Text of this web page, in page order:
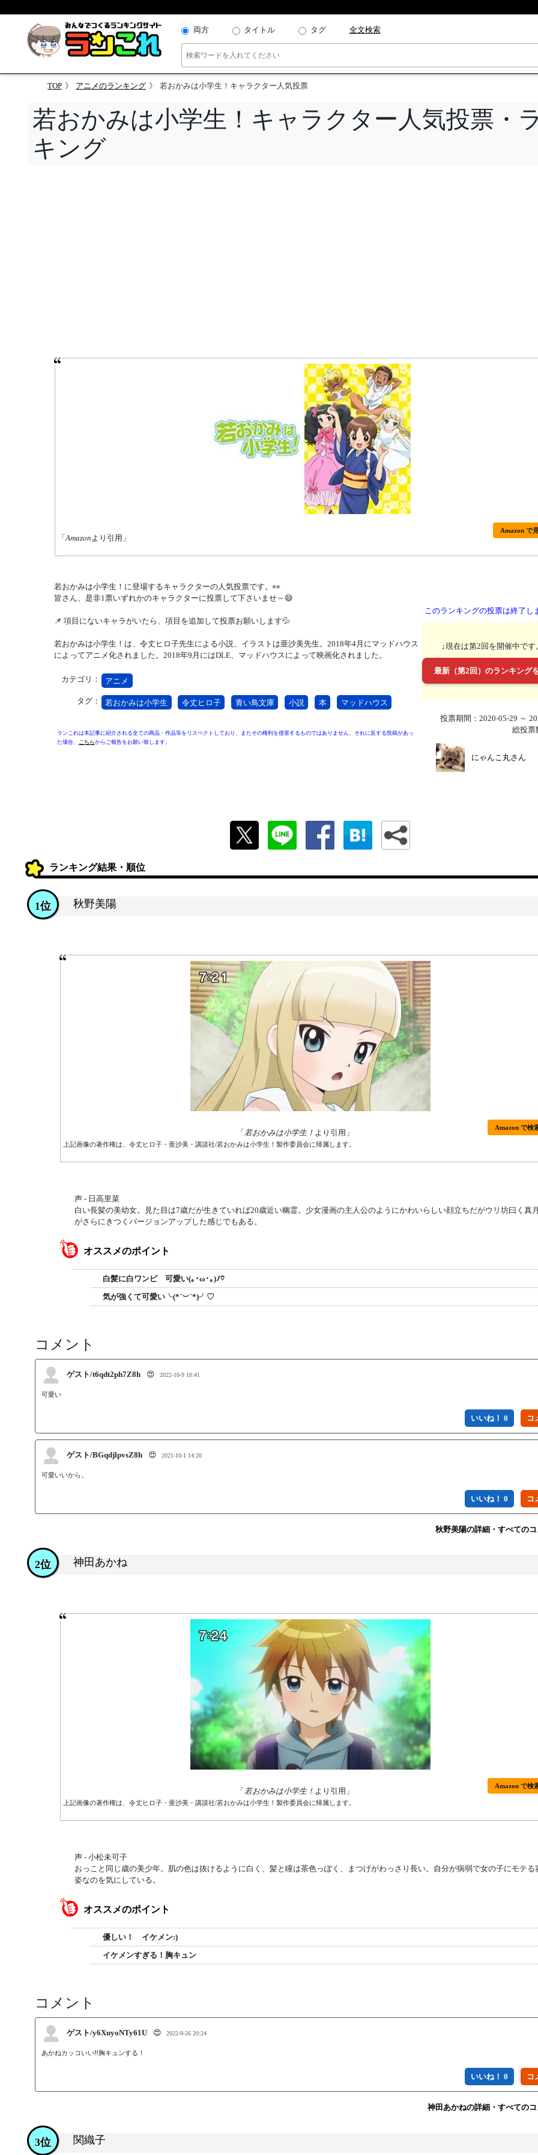
両方 タイトル タグ 全文検索
TOP アニメのランキング 若おかみは小学生！キャラクター人気投票
若おかみは小学生！キャラクター人気投票・
キング
「Amazonより引用」
Amazon で
若おかみは小学生！に登場するキャラクターの人気投票です。👀
皆さん、是非1票いずれかのキャラクターに投票して下さいませ～😄
📌 項目にないキャラがいたら、項目を追加して投票お願いします💦
若おかみは小学生！は、令丈ヒロ子先生による小説、イラストは亜沙美先生。2018年4月にマッドハウス
によってアニメ化されました。2018年9月にはDLE、マッドハウスによって映画化されました。
カテゴリ： アニメ
タグ： 若おかみは小学生 令丈ヒロ子 青い鳥文庫 小説 本 マッドハウス
ランこれは本記事に紹介される全ての商品・作品等をリスペクトしており、またその権利を侵害するものではありません。それに反する投稿があっ
た場合、
こちらからご報告をお願い致します。
このランキングの投票は終了し
↓現在は第2回を開催中です
最新（第2回）のランキング
投票期間：2020-05-29 ～
総投票
にゃんこ丸さん
ランキング結果・順位
秋野美陽
1位
「 若おかみは小学生！ より引用」
上記画像の著作権は、令丈ヒロ子・亜沙美・講談社/若おかみは小学生！製作委員会に帰属します。
Amazon で検
声 - 日高里菜
白い長髪の美幼女。見た目は7歳だが生きていれば20歳近い幽霊。少女漫画の主人公のようにかわいらしい顔立ちだがウリ坊曰く真
がさらにきつくバージョンアップした感じでもある。
オススメのポイント
白髪に白ワンピ 可愛い(｡･ω･｡)ﾉ♡
気が強くて可愛い╰(*´︶`*)╯♡
コメント
ゲスト/t6qdt2ph7Z8h 😍 2022-10-9 10:41
可愛い
いいね！ 0
ゲスト/BGqdjlpvsZ8h 😍 2021-10-1 14:20
可愛いいから。
いいね！ 0
秋野美陽の詳細・すべての
神田あかね
2位
「 若おかみは小学生！ より引用」
上記画像の著作権は、令丈ヒロ子・亜沙美・講談社/若おかみは小学生！製作委員会に帰属します。
Amazon で検
声 - 小松未可子
おっこと同じ歳の美少年。肌の色は抜けるように白く、髪と瞳は茶色っぽく、まつげがわっさり長い。自分が病弱で女の子にモテる
姿なのを気にしている。
オススメのポイント
優しい！ イケメン:)
イケメンすぎる！胸キュン
コメント
ゲスト/y6XuyoNTy61U 😍 2022-9-26 20:24
あかねカッコいい‼︎胸キュンする！
いいね！ 0
神田あかねの詳細・すべての
関織子
3位